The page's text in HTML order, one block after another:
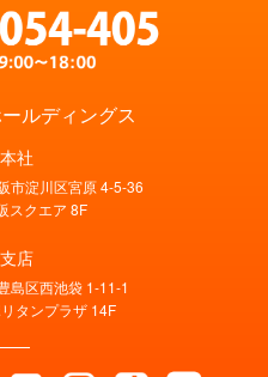
ルディングス
社
市淀川区宮原 4-5-36
スクエア 8F
店
島区西池袋 1-11-1
タンプラザ 14F